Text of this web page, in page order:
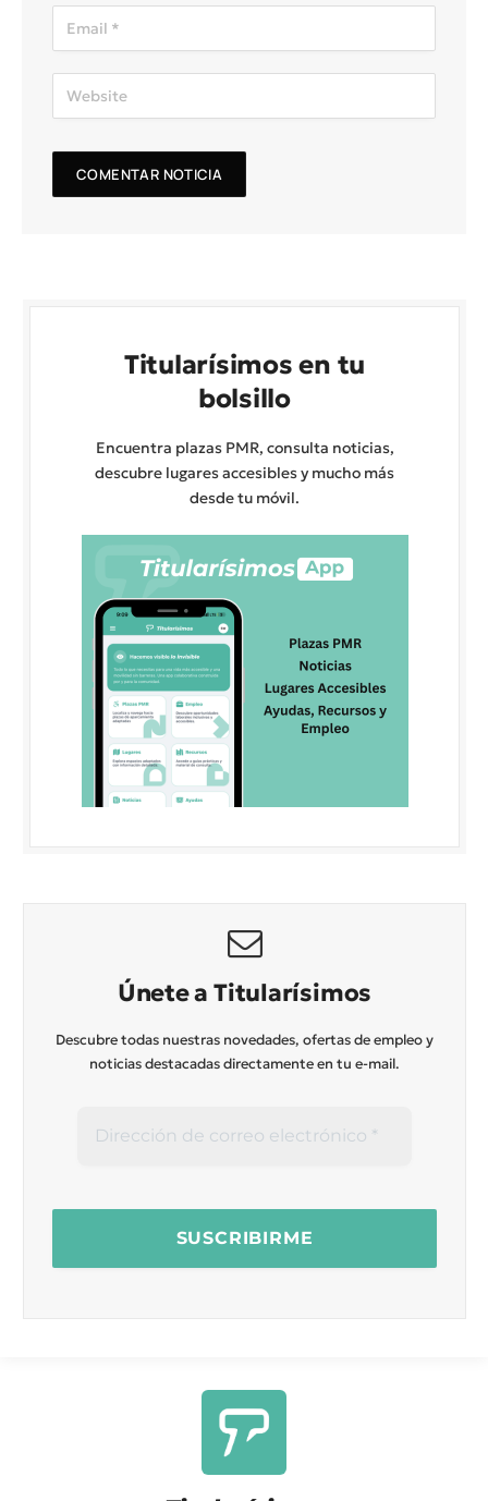
Titularísimos en tu
bolsillo
Encuentra plazas PMR, consulta noticias,
descubre lugares accesibles y mucho más
desde tu móvil.
Únete a Titularísimos
Descubre todas nuestras novedades, ofertas de empleo y
noticias destacadas directamente en tu e-mail.